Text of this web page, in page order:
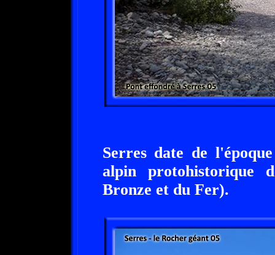
Serres date de
alpin protohistorique
Bronze et du Fer).